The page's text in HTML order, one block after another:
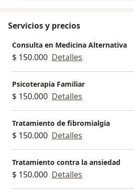
Servicios y precios
Consulta en Medicina Alternativa
$ 150.000 Detalles
Psicoterapia Familiar
$ 150.000 Detalles
Tratamiento de fibromialgia
$ 150.000 Detalles
Tratamiento contra la ansiedad
$ 150.000 Detalles